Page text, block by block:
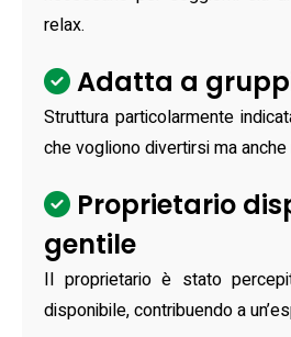
relax.
Adatta a
Struttura particolarmente
che vogliono divertirsi ma
Proprietario
gentile
Il proprietario è stato
disponibile, contribuendo a